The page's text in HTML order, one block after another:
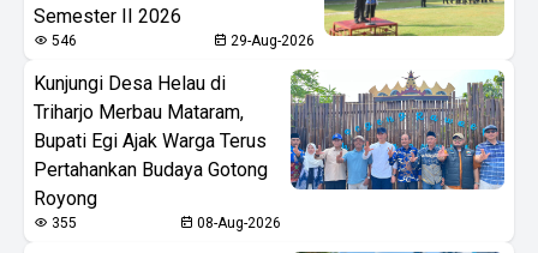
Semester II 2026
546 29-Aug-2026
Kunjungi Desa Helau di
Triharjo Merbau Mataram,
Bupati Egi Ajak Warga Terus
Pertahankan Budaya Gotong
Royong
355 08-Aug-2026